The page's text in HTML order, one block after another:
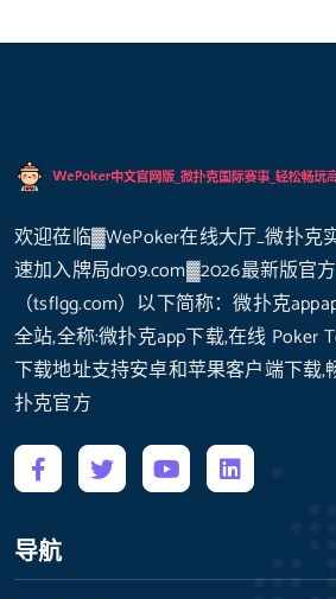
欢迎莅临▓WePoker在线大厅_微扑克
速加入牌局dr09.com▓2026最新版官
（tsflgg.com）以下简称：微扑克
全站,全称:微扑克app下载,在线 Poker
下载地址支持安卓和苹果客户端下载,
扑克官方
导航